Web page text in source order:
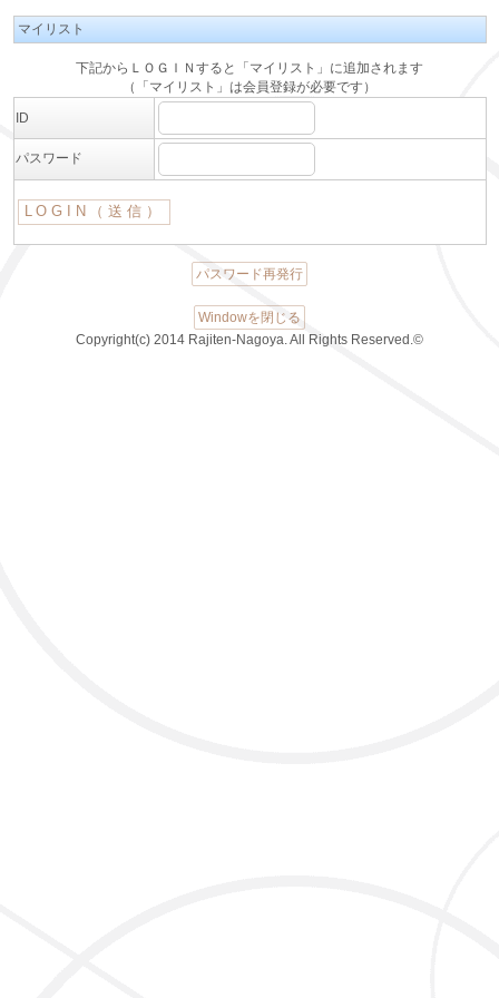
マイリスト
下記からＬＯＧＩＮすると「マイリスト」に追加されます
（「マイリスト」は会員登録が必要です）
ID
パスワード
パスワード再発行
Windowを閉じる
Copyright(c) 2014 Rajiten-Nagoya. All Rights Reserved.©